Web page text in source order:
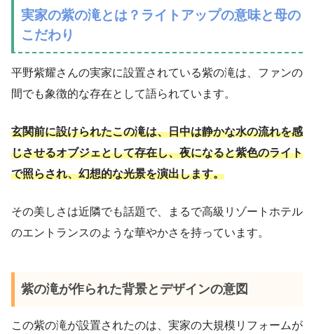
実家の紫の滝とは？ライトアップの意味と母の
こだわり
平野紫耀さんの実家に設置されている紫の滝は、ファンの
間でも象徴的な存在として語られています。
玄関前に設けられたこの滝は、日中は静かな水の流れを感
じさせるオブジェとして存在し、夜になると紫色のライト
で照らされ、幻想的な光景を演出します。
その美しさは近隣でも話題で、まるで高級リゾートホテル
のエントランスのような華やかさを持っています。
紫の滝が作られた背景とデザインの意図
この紫の滝が設置されたのは、実家の大規模リフォームが